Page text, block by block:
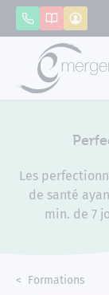
Appeler
Les
de santé
min. de 7
Accueil
Formations
Panneau de